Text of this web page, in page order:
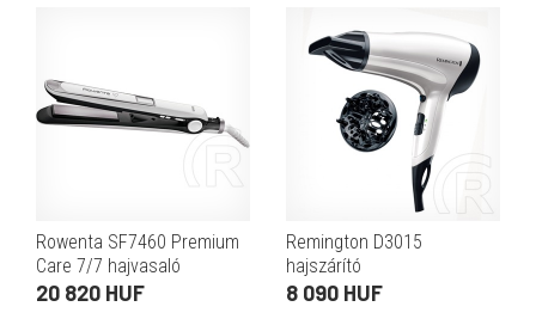
Rowenta SF7460 Premium
Care 7/7 hajvasaló
20 820 HUF
Remington D3015
hajszárító
8 090 HUF